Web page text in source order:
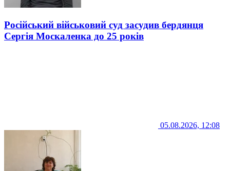
Російський військовий суд засудив бердянця
Сергія Москаленка до 25 років
05.08.2026, 12:08